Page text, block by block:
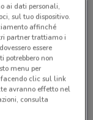
ai dati personali,
sul tuo dispositivo.
affinché
partner trattiamo i
essere
potrebbero non
menu per
facendo clic sul link
avranno effetto nel
consulta